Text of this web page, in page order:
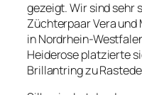
gezeigt. Wir sind sehr
Züchterpaar Vera und
in Nordrhein-
Heiderose platzierte
Brillantring zu